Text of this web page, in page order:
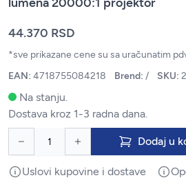
44.370 RSD
*sve prikazane cene su sa uračunatim
EAN: 4718755084218 Brend: / SKU:
Na stanju.
Dostava kroz 1-3 radna dana.
Dodaj u
Uslovi kupovine i dostave